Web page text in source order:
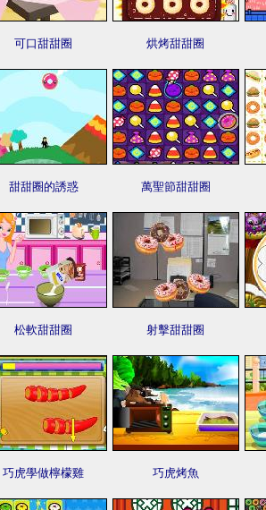
可口甜甜圈 烘烤甜甜圈
甜甜圈的誘惑 萬聖節甜甜圈
松軟甜甜圈 射擊甜甜圈
巧虎學做檸檬雞 巧虎烤魚